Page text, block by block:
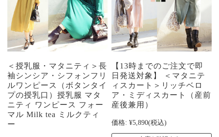
＜授乳服・マタニティ＞長
袖シンシア・シフォンフリ
ルワンピース（ボタンタイ
プの授乳口）授乳服 マタ
ニティ ワンピース フォー
マル Milk tea ミルクティ
ー
【13時までのご注文で即
日発送対象】 ＜マタニテ
ィスカート＞リッチベロ
ア・ミディスカート（産前
産後兼用）
価格: ¥5,890(税込)